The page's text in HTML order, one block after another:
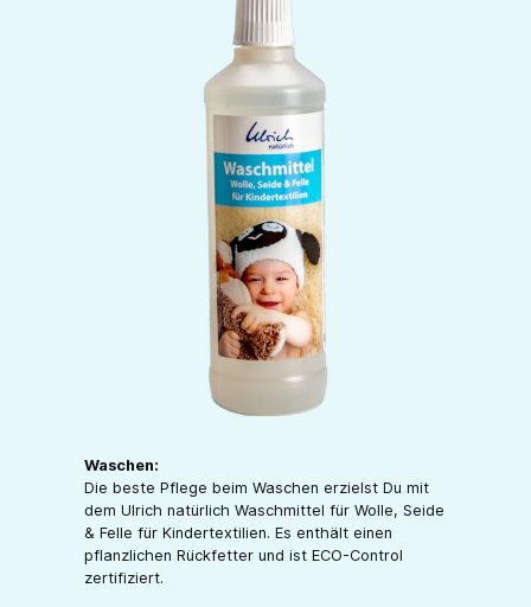
Waschen:
Die beste Pflege beim Waschen erzielst Du mit
dem Ulrich natürlich Waschmittel für Wolle, Seide
& Felle für Kindertextilien. Es enthält einen
pflanzlichen Rückfetter und ist ECO-Control
zertifiziert.